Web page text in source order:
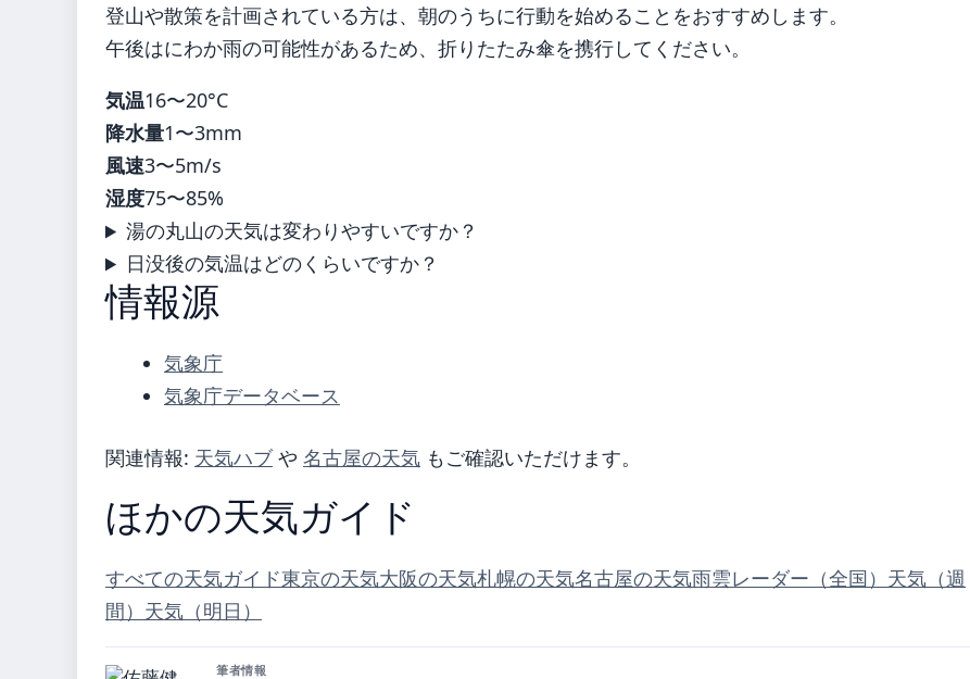
登山や散策を計画されている方は、朝のうちに行動を始めることをおすすめします。
午後はにわか雨の可能性があるため、折りたたみ傘を携行してください。
気温16〜20°C
降水量1〜3mm
風速3〜5m/s
湿度75〜85%
湯の丸山の天気は変わりやすいですか？
日没後の気温はどのくらいですか？
情報源
気象庁
気象庁データベース
関連情報: 天気ハブや 名古屋の天気 もご確認いただけます。
ほかの天気ガイド
すべての天気ガイド東京の天気大阪の天気札幌の天気名古屋の天気雨雲レーダー（全国） 天気（週
間） 天気（明日）
筆者情報